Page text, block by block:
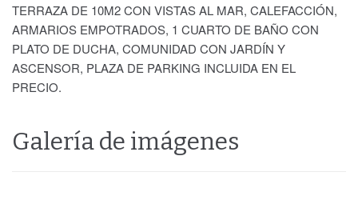
TERRAZA DE 10M2 CON VISTAS AL MAR, CALEFACCIÓN,
ARMARIOS EMPOTRADOS, 1 CUARTO DE BAÑO CON
PLATO DE DUCHA, COMUNIDAD CON JARDÍN Y
ASCENSOR, PLAZA DE PARKING INCLUIDA EN EL
PRECIO.
Galería de imágenes